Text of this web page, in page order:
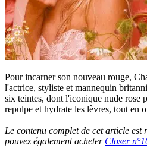
Pour incarner son nouveau rouge,
l'actrice, styliste et mannequin
six teintes, dont l'iconique nude rose
repulpe et hydrate les lèvres, tout en
Le contenu complet de cet article est
pouvez également acheter Closer